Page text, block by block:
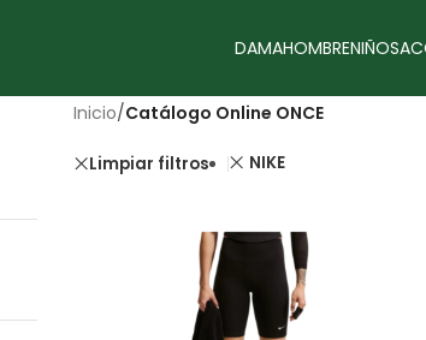
DAMAHOMBRENIÑOS
Inicio/Catálogo Online ONCE
Limpiar filtros NIKE